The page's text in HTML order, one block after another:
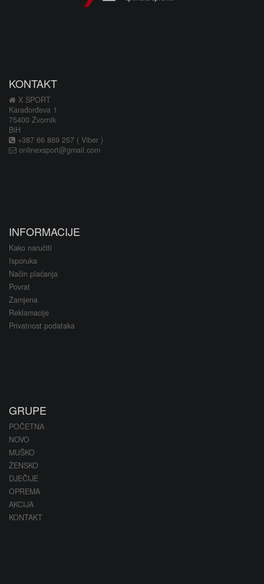
KONTAKT
X SPORT
Karađorđeva 1
75400 Zvornik
BiH
+387 66 869 257 ( Viber )
onlinexsport@gmail.com
INFORMACIJE
Kako naručiti
Isporuka
Način plaćanja
Povrat
Zamjena
Reklamacije
Privatnost podataka
GRUPE
POČETNA
NOVO
MUŠKO
ŽENSKO
DJEČIJE
OPREMA
AKCIJA
KONTAKT